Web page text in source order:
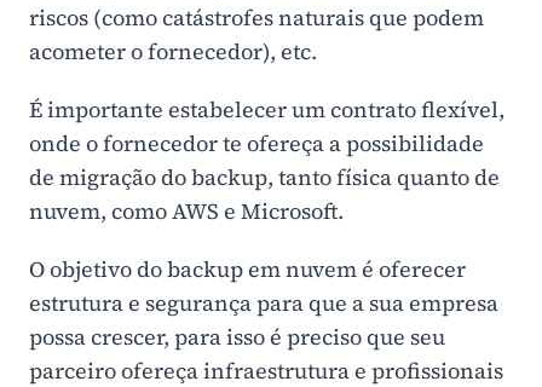
riscos (como catástrofes naturais que podem
acometer o fornecedor), etc.
É importante estabelecer um contrato flexível,
onde o fornecedor te ofereça a possibilidade
de migração do backup, tanto física quanto de
nuvem, como AWS e Microsoft.
O objetivo do backup em nuvem é oferecer
estrutura e segurança para que a sua empresa
possa crescer, para isso é preciso que seu
parceiro ofereça infraestrutura e profissionais